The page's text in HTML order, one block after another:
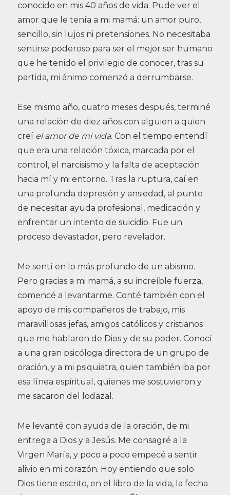
conocido en mis 40 años de vida. Pude ver el
amor que le tenía a mi mamá: un amor puro,
sencillo, sin lujos ni pretensiones. No necesitaba
sentirse poderoso para ser el mejor ser humano
que he tenido el privilegio de conocer, tras su
partida, mi ánimo comenzó a derrumbarse.
Ese mismo año, cuatro meses después, terminé
una relación de diez años con alguien a quien
creí el amor de mi vida. Con el tiempo entendí
que era una relación tóxica, marcada por el
control, el narcisismo y la falta de aceptación
hacia mí y mi entorno. Tras la ruptura, caí en
una profunda depresión y ansiedad, al punto
de necesitar ayuda profesional, medicación y
enfrentar un intento de suicidio. Fue un
proceso devastador, pero revelador.
Me sentí en lo más profundo de un abismo.
Pero gracias a mi mamá, a su increíble fuerza,
comencé a levantarme. Conté también con el
apoyo de mis compañeros de trabajo, mis
maravillosas jefas, amigos católicos y cristianos
que me hablaron de Dios y de su poder. Conocí
a una gran psicóloga directora de un grupo de
oración, y a mi psiquiatra, quien también iba por
esa línea espiritual, quienes me sostuvieron y
me sacaron del lodazal.
Me levanté con ayuda de la oración, de mi
entrega a Dios y a Jesús. Me consagré a la
Virgen María, y poco a poco empecé a sentir
alivio en mi corazón. Hoy entiendo que solo
Dios tiene escrito, en el libro de la vida, la fecha